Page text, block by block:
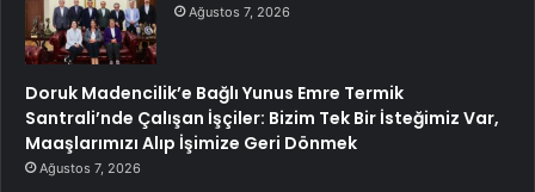
Ağustos 7, 2026
Doruk Madencilik’e Bağlı Yunus Emre Termik
Santrali’nde Çalışan İşçiler: Bizim Tek Bir İsteğimiz Var,
Maaşlarımızı Alıp İşimize Geri Dönmek
Ağustos 7, 2026